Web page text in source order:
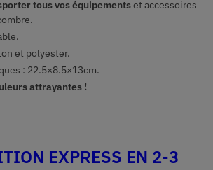
tous vos équipementset accessoires
et polyester.
: 22.5×8.5×13cm.
attrayantes !
EXPRESS EN 2-3